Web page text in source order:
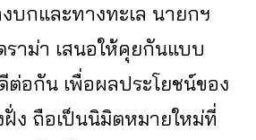
บกและทางทะเล นายกฯ
าม่า เสนอให้คุยกันแบบ
อกัน เพื่อผลประโยชน์ของ
ง ถือเป็นนิมิตหมายใหม่ที่